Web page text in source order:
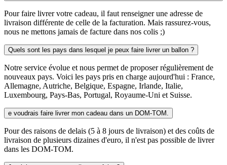
Pour faire livrer votre cadeau, il faut renseigner une adresse de
livraison différente de celle de la facturation. Mais rassurez-vous,
nous ne mettons jamais de facture dans nos colis ;)
Quels sont les pays dans lesquel je peux faire livrer un ballon ?
Notre service évolue et nous permet de proposer régulièrement de
nouveaux pays. Voici les pays pris en charge aujourd'hui : France,
Allemagne, Autriche, Belgique, Espagne, Irlande, Italie,
Luxembourg, Pays-Bas, Portugal, Royaume-Uni et Suisse.
e voudrais faire livrer mon cadeau dans un DOM-TOM.
Pour des raisons de delais (5 à 8 jours de livraison) et des coûts de
livraison de plusieurs dizaines d'euro, il n'est pas possible de livrer
dans les DOM-TOM.